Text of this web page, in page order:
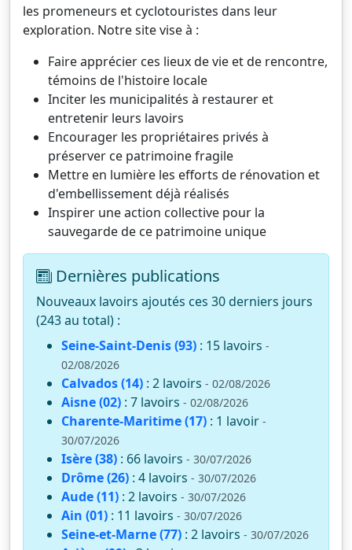
les promeneurs et cyclotouristes dans leur
exploration. Notre site vise à :
Faire apprécier ces lieux de vie et de rencontre,
témoins de l'histoire locale
Inciter les municipalités à restaurer et
entretenir leurs lavoirs
Encourager les propriétaires privés à
préserver ce patrimoine fragile
Mettre en lumière les efforts de rénovation et
d'embellissement déjà réalisés
Inspirer une action collective pour la
sauvegarde de ce patrimoine unique
Dernières publications
Nouveaux lavoirs ajoutés ces 30 derniers jours
(243 au total) :
Seine-Saint-Denis (93) : 15 lavoirs -
02/08/2026
Calvados (14) : 2 lavoirs - 02/08/2026
Aisne (02) : 7 lavoirs - 02/08/2026
Charente-Maritime (17) : 1 lavoir -
30/07/2026
Isère (38) : 66 lavoirs - 30/07/2026
Drôme (26) : 4 lavoirs - 30/07/2026
Aude (11) : 2 lavoirs - 30/07/2026
Ain (01) : 11 lavoirs - 30/07/2026
Seine-et-Marne (77) : 2 lavoirs - 30/07/2026